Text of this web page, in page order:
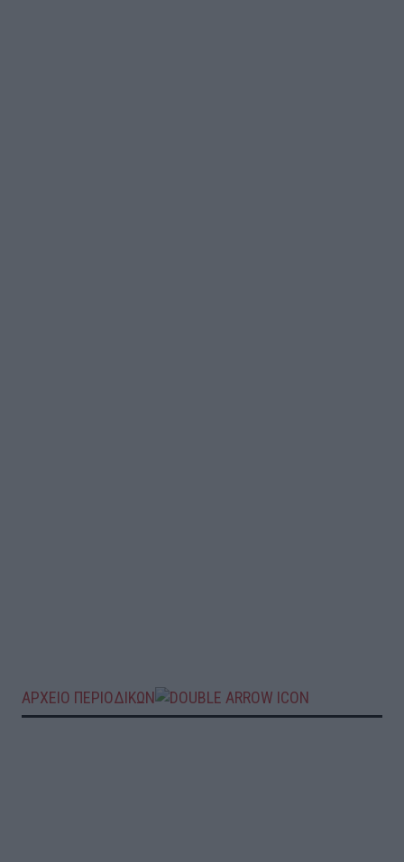
ΑΡΧΕΙΟ ΠΕΡΙΟΔΙΚΩΝ